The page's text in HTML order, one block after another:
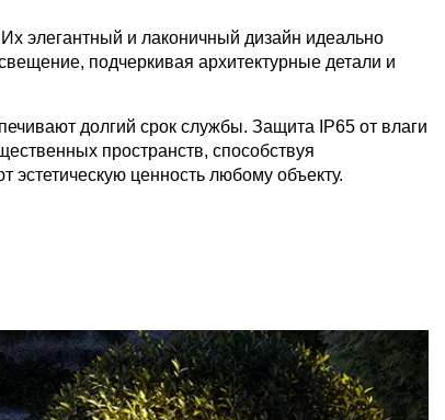
элегантный и лаконичный дизайн идеально
подчеркивая архитектурные детали и
долгий срок службы. Защита IP65 от влаги
пространств, способствуя
ценность любому объекту.